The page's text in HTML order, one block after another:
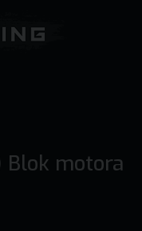
Blok motora